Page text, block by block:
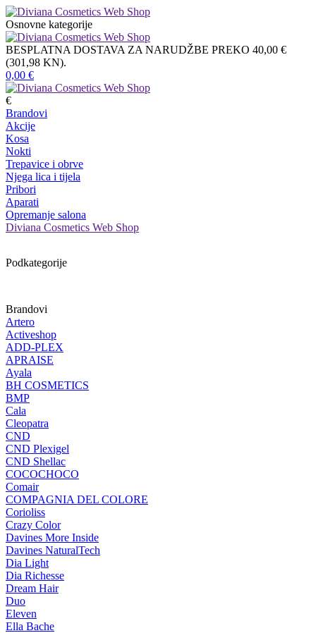
Osnovne kategorije
BESPLATNA DOSTAVA ZA NARUDŽBE PREKO 40,00 €
(301,98 KN).
0,00 €
€
Brandovi
Akcije
Kosa
Nokti
Trepavice i obrve
Njega lica i tijela
Pribori
Aparati
Opremanje salona
Diviana Cosmetics Web Shop
Podkategorije
Brandovi
Artero
Activeshop
ADD-PLEX
APRAISE
Ayala
BH COSMETICS
BMP
Cala
Cleopatra
CND
CND Plexigel
CND Shellac
COCOCHOCO
Comair
COMPAGNIA DEL COLORE
Corioliss
Crazy Color
Davines More Inside
Davines NaturalTech
Dia Light
Dia Richesse
Dream Hair
Duo
Eleven
Ella Bache